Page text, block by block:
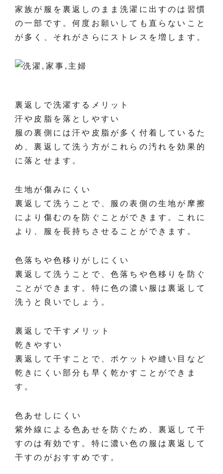
家族が服を裏返しのまま洗濯に出すのは習慣
の一部です。何度お願いしても直らないこと
が多く、それがさらにストレスを増します。
裏返しで洗濯するメリット
汗や皮脂を落としやすい
服の裏側には汗や皮脂が多く付着しているた
め、裏返して洗う方がこれらの汚れを効果的
に落とせます。
生地が傷みにくい
裏返して洗うことで、服の表側の生地が摩擦
により傷むのを防ぐことができます。これに
より、服を長持ちさせることができます。
色落ちや色移りがしにくい
裏返して洗うことで、色落ちや色移りを防ぐ
ことができます。特に色の濃い服は裏返して
洗うと良いでしょう。
裏返しで干すメリット
乾きやすい
裏返して干すことで、ポケットや縫い目など
乾きにくい部分も早く乾かすことができま
す。
色あせしにくい
紫外線による色あせを防ぐため、裏返して干
すのは有効です。特に濃い色の服は裏返して
干すのがおすすめです。